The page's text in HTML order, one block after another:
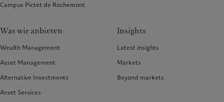
Campus Pictet de Rochemont
Was wir anbieten
Wealth Management
Asset Management
Alternative Investments
Asset Services
Insights
Latest insights
Markets
Beyond markets